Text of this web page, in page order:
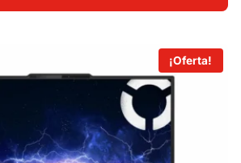
10,420.00.S/ 9,390.00.
¡Oferta!